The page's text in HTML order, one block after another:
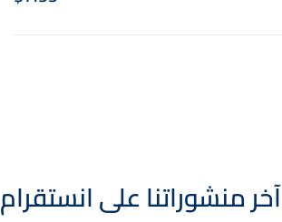
Lastest Instagram Posts - آخر منشوراتنا على انستقرام